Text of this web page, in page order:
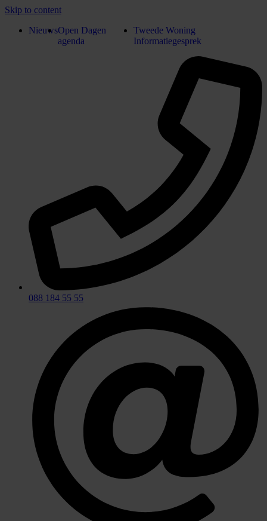
Skip to content
NieuwsOpen Dagen
agenda
Tweede Woning
Informatiegesprek
088 184 55 55